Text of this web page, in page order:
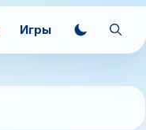
Игры